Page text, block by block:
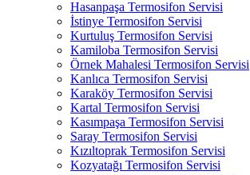
Hasanpaşa Termosifon Servisi
İstinye Termosifon Servisi
Kurtuluş Termosifon Servisi
Kamiloba Termosifon Servisi
Örnek Mahalesi Termosifon Servisi
Kanlıca Termosifon Servisi
Karaköy Termosifon Servisi
Kartal Termosifon Servisi
Kasımpaşa Termosifon Servisi
Saray Termosifon Servisi
Kızıltoprak Termosifon Servisi
Kozyatağı Termosifon Servisi